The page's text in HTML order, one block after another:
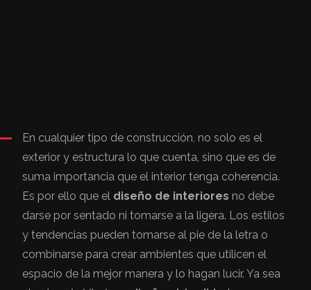
En cualquier tipo de construcción, no solo es el
exterior y estructura lo que cuenta, sino que es de
suma importancia que el interior tenga coherencia.
Es por ello que el diseño de interiores no debe
darse por sentado ni tomarse a la ligera. Los estilos
y tendencias pueden tomarse al pie de la letra o
combinarse para crear ambientes que utilicen el
espacio de la mejor manera y lo hagan lucir. Ya sea